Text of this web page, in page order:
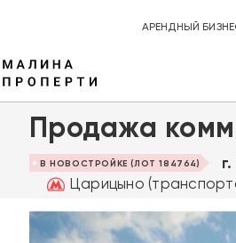
АРЕНДНЫЙ
Продажа
В НОВОСТРОЙКЕ (ЛОТ 184764)
Царицыно